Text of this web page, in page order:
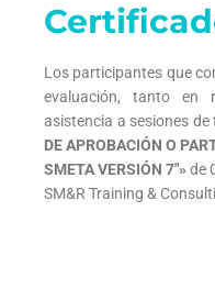
Los participantes que
evaluación, tanto en
asistencia a sesiones
DE APROBACIÓN O
SMETA VERSIÓN 7″»de
SM&R Training &